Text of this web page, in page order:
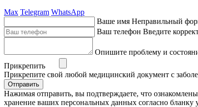
Max Telegram WhatsApp
Ваше имя Неправильный
Ваш телефон Введите
Опишите проблему и
Прикрепить
Прикрепите свой любой медицинский документ с
Отправить
Нажимая отправить, вы подтверждаете, что
хранение ваших персональных данных согласно бланку